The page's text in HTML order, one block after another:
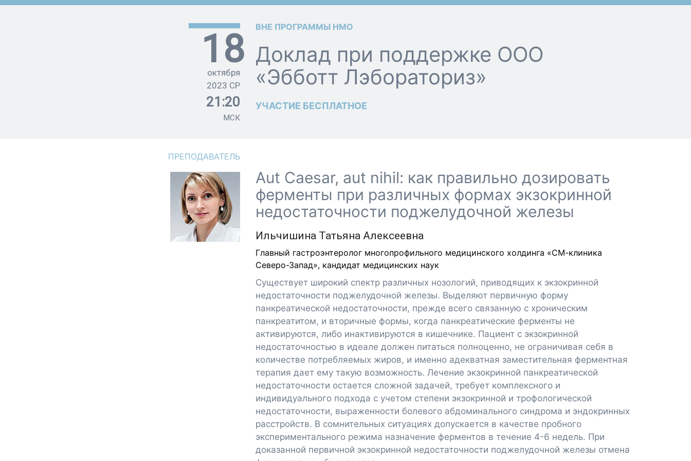
18
октября
2023 СР
21:20
МСК
ВНЕ ПРОГРАММЫ НМО
Доклад при поддержке ООО
«Эбботт Лэбораториз»
УЧАСТИЕ БЕСПЛАТНОЕ
ПРЕПОДАВАТЕЛЬ
Aut Caesar, aut nihil: как правильно дозировать
ферменты при различных формах экзокринной
недостаточности поджелудочной железы
Ильчишина Татьяна Алексеевна
Главный гастроэнтеролог многопрофильного медицинского холдинга «СМ-клиника
Северо-Запад», кандидат медицинских наук
Существует широкий спектр различных нозологий, приводящих к экзокринной
недостаточности поджелудочной железы. Выделяют первичную форму
панкреатической недостаточности, прежде всего связанную с хроническим
панкреатитом, и вторичные формы, когда панкреатические ферменты не
активируются, либо инактивируются в кишечнике. Пациент с экзокринной
недостаточностью в идеале должен питаться полноценно, не ограничивая себя в
количестве потребляемых жиров, и именно адекватная заместительная ферментная
терапия дает ему такую возможность. Лечение экзокринной панкреатической
недостаточности остается сложной задачей, требует комплексного и
индивидуального подхода с учетом степени экзокринной и трофологической
недостаточности, выраженности болевого абдоминального синдрома и эндокринных
расстройств. В сомнительных ситуациях допускается в качестве пробного
экспериментального режима назначение ферментов в течение 4-6 недель. При
доказанной первичной экзокринной недостаточности поджелудочной железы отмена